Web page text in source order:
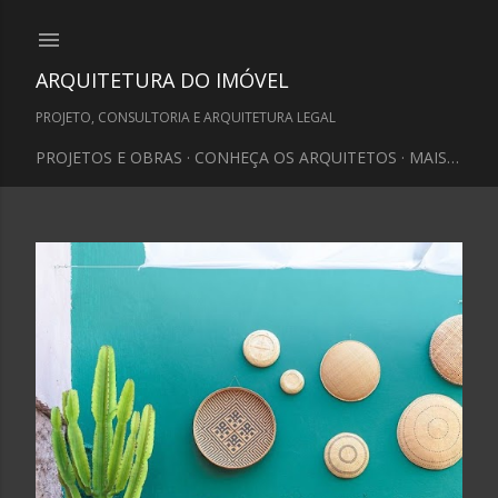
ARQUITETURA DO IMÓVEL
PROJETO, CONSULTORIA E ARQUITETURA LEGAL
PROJETOS E OBRAS CONHEÇA OS ARQUITETOS MAIS…
o
s
t
a